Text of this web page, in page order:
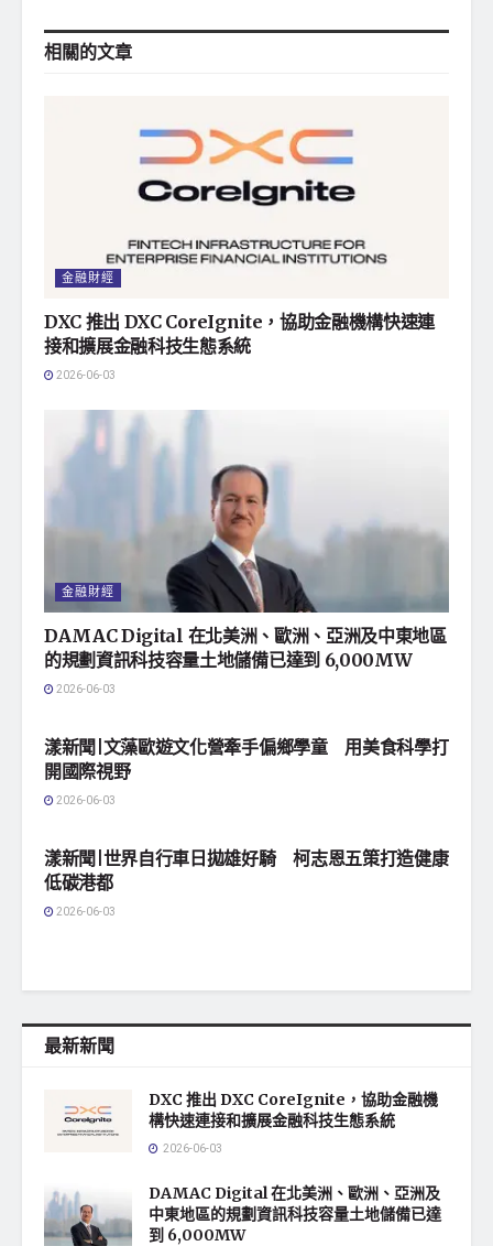
相關的文章
金融財經
DXC 推出 DXC CoreIgnite，協助金融機構快速連
接和擴展金融科技生態系統
2026-06-03
金融財經
DAMAC Digital 在北美洲、歐洲、亞洲及中東地區
的規劃資訊科技容量土地儲備已達到 6,000MW
2026-06-03
漾新聞|文藻歐遊文化營牽手偏鄉學童 用美食科學打
開國際視野
2026-06-03
漾新聞|世界自行車日拋雄好騎 柯志恩五策打造健康
低碳港都
2026-06-03
最新新聞
DXC 推出 DXC CoreIgnite，協助金融機
構快速連接和擴展金融科技生態系統
2026-06-03
DAMAC Digital 在北美洲、歐洲、亞洲及
中東地區的規劃資訊科技容量土地儲備已達
到 6,000MW